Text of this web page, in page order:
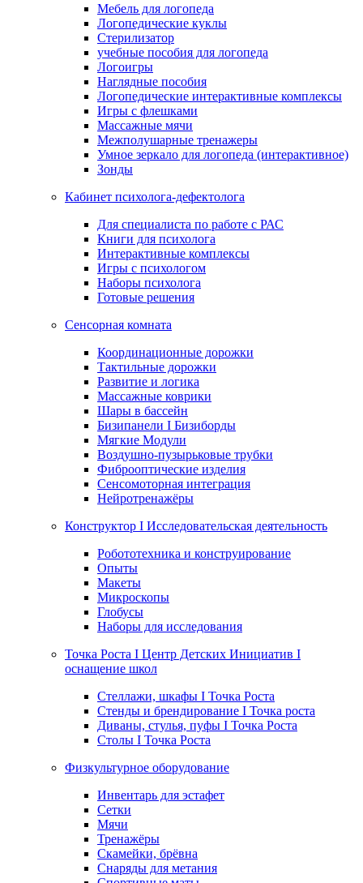
Мебель для логопеда
Логопедические куклы
Стерилизатор
учебные пособия для логопеда
Логоигры
Наглядные пособия
Логопедические интерактивные комплексы
Игры с флешками
Массажные мячи
Межполушарные тренажеры
Умное зеркало для логопеда (интерактивное)
Зонды
Кабинет психолога-дефектолога
Для специалиста по работе с РАС
Книги для психолога
Интерактивные комплексы
Игры с психологом
Наборы психолога
Готовые решения
Сенсорная комната
Координационные дорожки
Тактильные дорожки
Развитие и логика
Массажные коврики
Шары в бассейн
Бизипанели I Бизиборды
Мягкие Модули
Воздушно-пузырьковые трубки
Фиброоптические изделия
Сенсомоторная интеграция
Нейротренажёры
Конструктор I Исследовательская деятельность
Робототехника и конструирование
Опыты
Макеты
Микроскопы
Глобусы
Наборы для исследования
Точка Роста I Центр Детских Инициатив I
оснащение школ
Стеллажи, шкафы I Точка Роста
Стенды и брендирование I Точка роста
Диваны, стулья, пуфы I Точка Роста
Столы I Точка Роста
Физкультурное оборудование
Инвентарь для эстафет
Сетки
Мячи
Тренажёры
Скамейки, брёвна
Снаряды для метания